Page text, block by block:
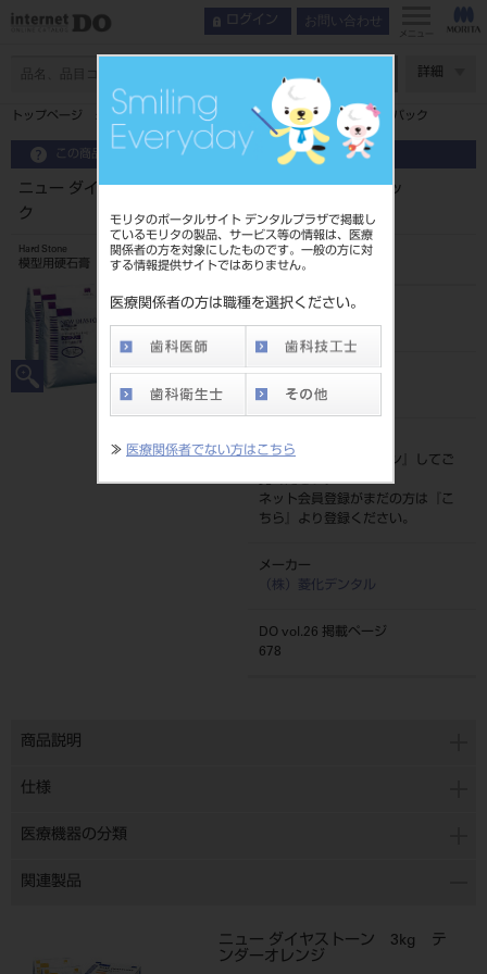
モリタのポータルサイト デンタルプラザで掲載し
ているモリタの製品、サービス等の情報は、医療
関係者の方を対象にしたものです。一般の方に対
する情報提供サイトではありません。
医療関係者の方は職種を選択ください。
≫ 医療関係者でない方はこちら
ログイン お問い合わせ
メニュー
詳細
トップページ ニュー ダイヤストーン ダストフリー 3kgシンプルパック
この商品に関するお問い合わせ
ニュー ダイヤストーン ダストフリー 3kgシンプルパッ
ク
Hard Stone
模型用硬石膏
品目コード
202330035
JAN/EANコード
4560229270333
標準価格
価格の確認は『
ログイン
』してご
覧ください。
ネット会員登録がまだの方は『
こ
ちら
』より登録ください。
メーカー
（株）菱化デンタル
DO vol.26 掲載ページ
678
商品説明
仕様
医療機器の分類
関連製品
ニュー ダイヤストーン 3kg テ
ンダーオレンジ